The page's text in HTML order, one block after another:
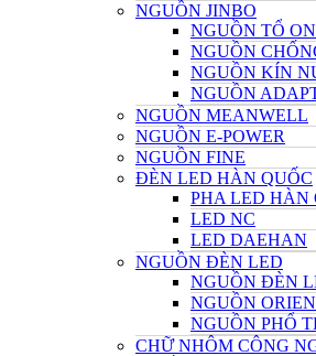
NGUỒN JINBO
NGUỒN TỔ
NGUỒN
NGUỒN KÍN
NGUỒN
NGUỒN MEANWELL
NGUỒN E-POWER
NGUỒN FINE
ĐÈN LED HÀN QUỐC
PHA LED HÀN
LED NC
LED DAEHAN
NGUỒN ĐÈN LED
NGUỒN ĐÈN
NGUỒN
NGUỒN PHỔ
CHỮ NHÔM CÔNG